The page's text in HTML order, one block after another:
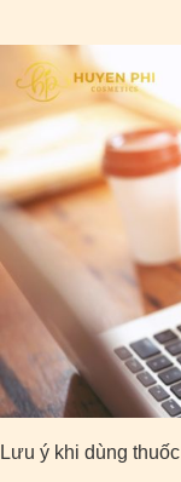
Lưu ý khi dùng